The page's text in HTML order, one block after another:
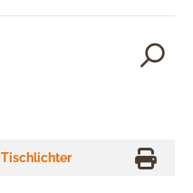
Tischlichter